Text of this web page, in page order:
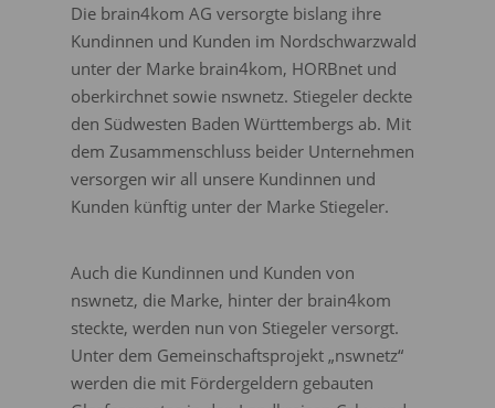
Die brain4kom AG versorgte bislang ihre
Kundinnen und Kunden im Nordschwarzwald
unter der Marke brain4kom, HORBnet und
oberkirchnet sowie nswnetz. Stiegeler deckte
den Südwesten Baden Württembergs ab. Mit
dem Zusammenschluss beider Unternehmen
versorgen wir all unsere Kundinnen und
Kunden künftig unter der Marke Stiegeler.
Auch die Kundinnen und Kunden von
nswnetz, die Marke, hinter der brain4kom
steckte, werden nun von Stiegeler versorgt.
Unter dem Gemeinschaftsprojekt „nswnetz“
werden die mit Fördergeldern gebauten